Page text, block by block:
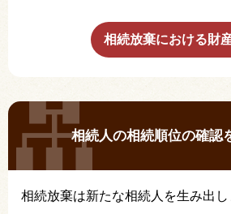
相続放棄における財
相続人の相続順位の確認
相続放棄は新たな相続人を生み出